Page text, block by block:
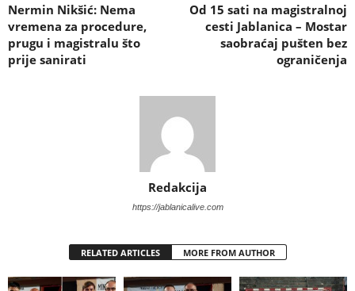
Nermin Nikšić: Nema
vremena za procedure,
prugu i magistralu što
prije sanirati
Od 15 sati na magistralnoj
cesti Jablanica – Mostar
saobraćaj pušten bez
ograničenja
Redakcija
https://jablanicalive.com
RELATED ARTICLES MORE FROM AUTHOR